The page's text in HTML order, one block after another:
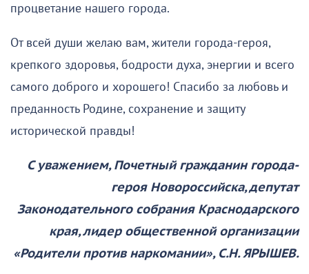
процветание нашего города.
От всей души желаю вам, жители города-героя,
крепкого здоровья, бодрости духа, энергии и всего
самого доброго и хорошего! Спасибо за любовь и
преданность Родине, сохранение и защиту
исторической правды!
С уважением, Почетный гражданин города-
героя Новороссийска, депутат
Законодательного собрания Краснодарского
края, лидер общественной организации
«Родители против наркомании», С.Н. ЯРЫШЕВ.